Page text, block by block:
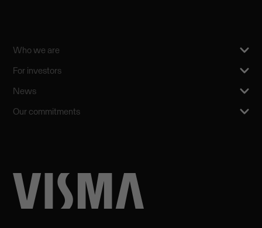
Who we are
For investors
News
Our commitments